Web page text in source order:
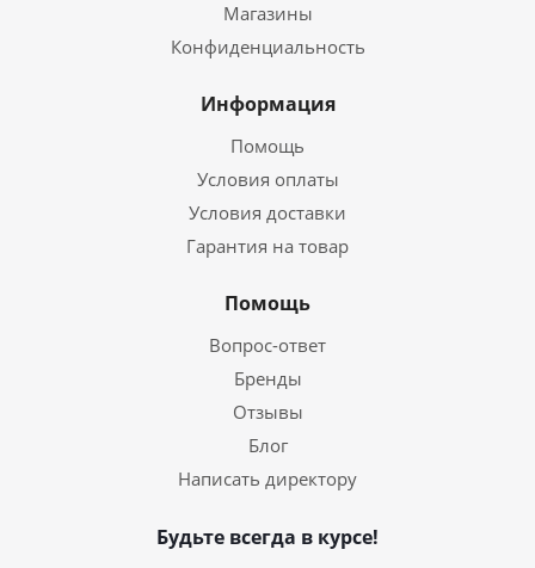
Магазины
Конфиденциальность
Информация
Помощь
Условия оплаты
Условия доставки
Гарантия на товар
Помощь
Вопрос-ответ
Бренды
Отзывы
Блог
Написать директору
Будьте всегда в курсе!